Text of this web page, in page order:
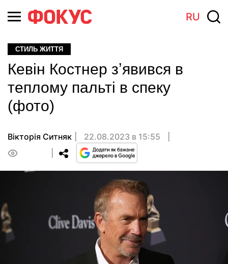
RU
СТИЛЬ ЖИТТЯ
Кевін Костнер зʼявився в
теплому пальті в спеку
(фото)
Вікторія Ситняк
22.08.2023 в 15:55